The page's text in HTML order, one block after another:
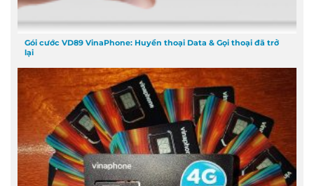
Gói cước VD89 VinaPhone: Huyền thoại Data & Gọi thoại đã trở
lại